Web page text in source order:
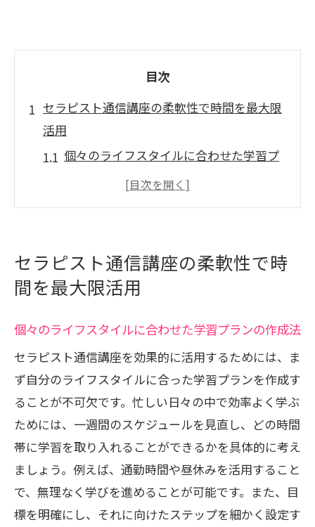
目次
セラピスト通信講座の柔軟性で時間を最大限
活用
個々のライフスタイルに合わせた学習プ
ランの作成法
24時間いつでも学べるオンライン教材の
学習の効率を上げるための時間管理テク
ニック
セラピスト通信講座でのスケジュール調
整のポイント
オンラインフォーラムでの効果的な参加
法
忙しい日常にぴったりセラピスト通信講座の
魅力
通勤中に学べるモバイル学習の利点
セラピスト通信講座を選ぶ理由とは
リモートワークと両立できる学習プラン
セラピスト通信講座の柔軟性で時
間を最大限活用
個々のライフスタイルに合わせた学習プランの作成法
セラピスト通信講座を効果的に活用するためには、ま
ず自分のライフスタイルに合った学習プランを作成す
ることが不可欠です。忙しい日々の中で効率よく学ぶ
ためには、一週間のスケジュールを見直し、どの時間
帯に学習を取り入れることができるかを具体的に考え
ましょう。例えば、通勤時間や昼休みを活用すること
で、無理なく学びを進めることが可能です。また、目
標を明確にし、それに向けたステップを細かく設定す